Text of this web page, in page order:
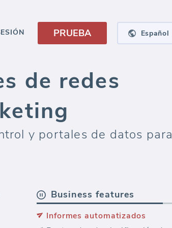
PRUEBA Español
de redes
y portales de datos para
Business features
Informes automatizados